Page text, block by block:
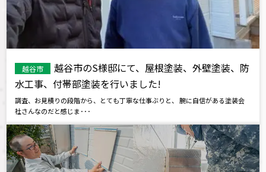
越谷市
越谷市のS様邸にて、屋根塗装、外壁塗装、防
水工事、付帯部塗装を行いました!
調査、お見積りの段階から、とても丁寧な仕事ぶりと、 腕に自信がある塗装会
社さんなのだと感じま･･･